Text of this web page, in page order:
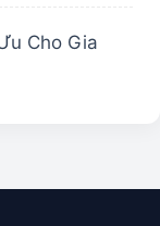
Cho Gia